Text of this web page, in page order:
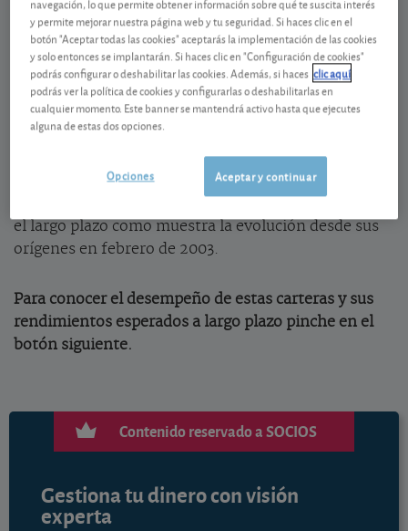
rentabilidad. El reto, especialmente en nuestro país,
está en lograr una adecuada diversificación. Y es que
los inmuebles suelen tener un peso excesivo en el
patrimonio de los españoles. Nuestra revista
hermanaOCU fincas y casashace el seguimiento de
dos carteras modelo que incluyen inmuebles: una
para patrimonios de hasta 500.000 euros, y otra para
patrimonios mayores, preferiblemente de unos 2
el largo plazo como muestra la evolución desde sus
orígenes en febrero de 2003.
Para conocer el desempeño de estas carteras y sus
rendimientos esperados a largo plazo pinche en el
botón siguiente.
Contenido reservado a SOCIOS
Gestiona tu dinero con visión
experta
y permite mejorar nuestra página web y tu seguridad. Si haces clic en el
botón "Aceptar todas las cookies" aceptarás la implementación de las cookies
y solo entonces se implantarán. Si haces clic en "Configuración de cookies"
podrás configurar o deshabilitar las cookies. Además, si haces clic aquí
podrás ver la política de cookies y configurarlas o deshabilitarlas en
cualquier momento. Este banner se mantendrá activo hasta que ejecutes
alguna de estas dos opciones.
Aceptar y continuar
Opciones